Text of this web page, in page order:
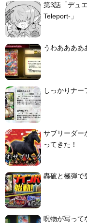
第3話「デュ
Teleport-」
うわああああ
しっかりナー
サブリーダー
ってきた！
轟破と極弾で
呪物が写って